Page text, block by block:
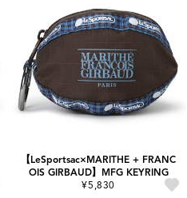
【LeSportsac×MARITHE + FRANC
OIS GIRBAUD】MFG KEYRING
¥5,830